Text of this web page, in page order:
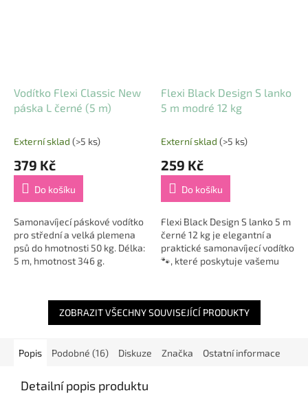
Vodítko Flexi Classic New
páska L černé (5 m)
Externí sklad (>5 ks)
379 Kč
Do košíku
Samonavíjecí páskové vodítko
pro střední a velká plemena
psů do hmotnosti 50 kg. Délka:
5 m, hmotnost 346 g.
Flexi Black Design S lanko
5 m modré 12 kg
Externí sklad (>5 ks)
259 Kč
Do košíku
Flexi Black Design S lanko 5 m
černé 12 kg je elegantní a
praktické samonavíjecí vodítko
🐾, které poskytuje vašemu
Díky...
ZOBRAZIT VŠECHNY SOUVISEJÍCÍ PRODUKTY
Popis Podobné (16) Diskuze Značka Ostatní informace
Detailní popis produktu